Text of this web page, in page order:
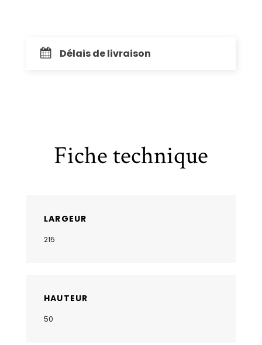
Délais de livraison
Fiche technique
LARGEUR
215
HAUTEUR
50